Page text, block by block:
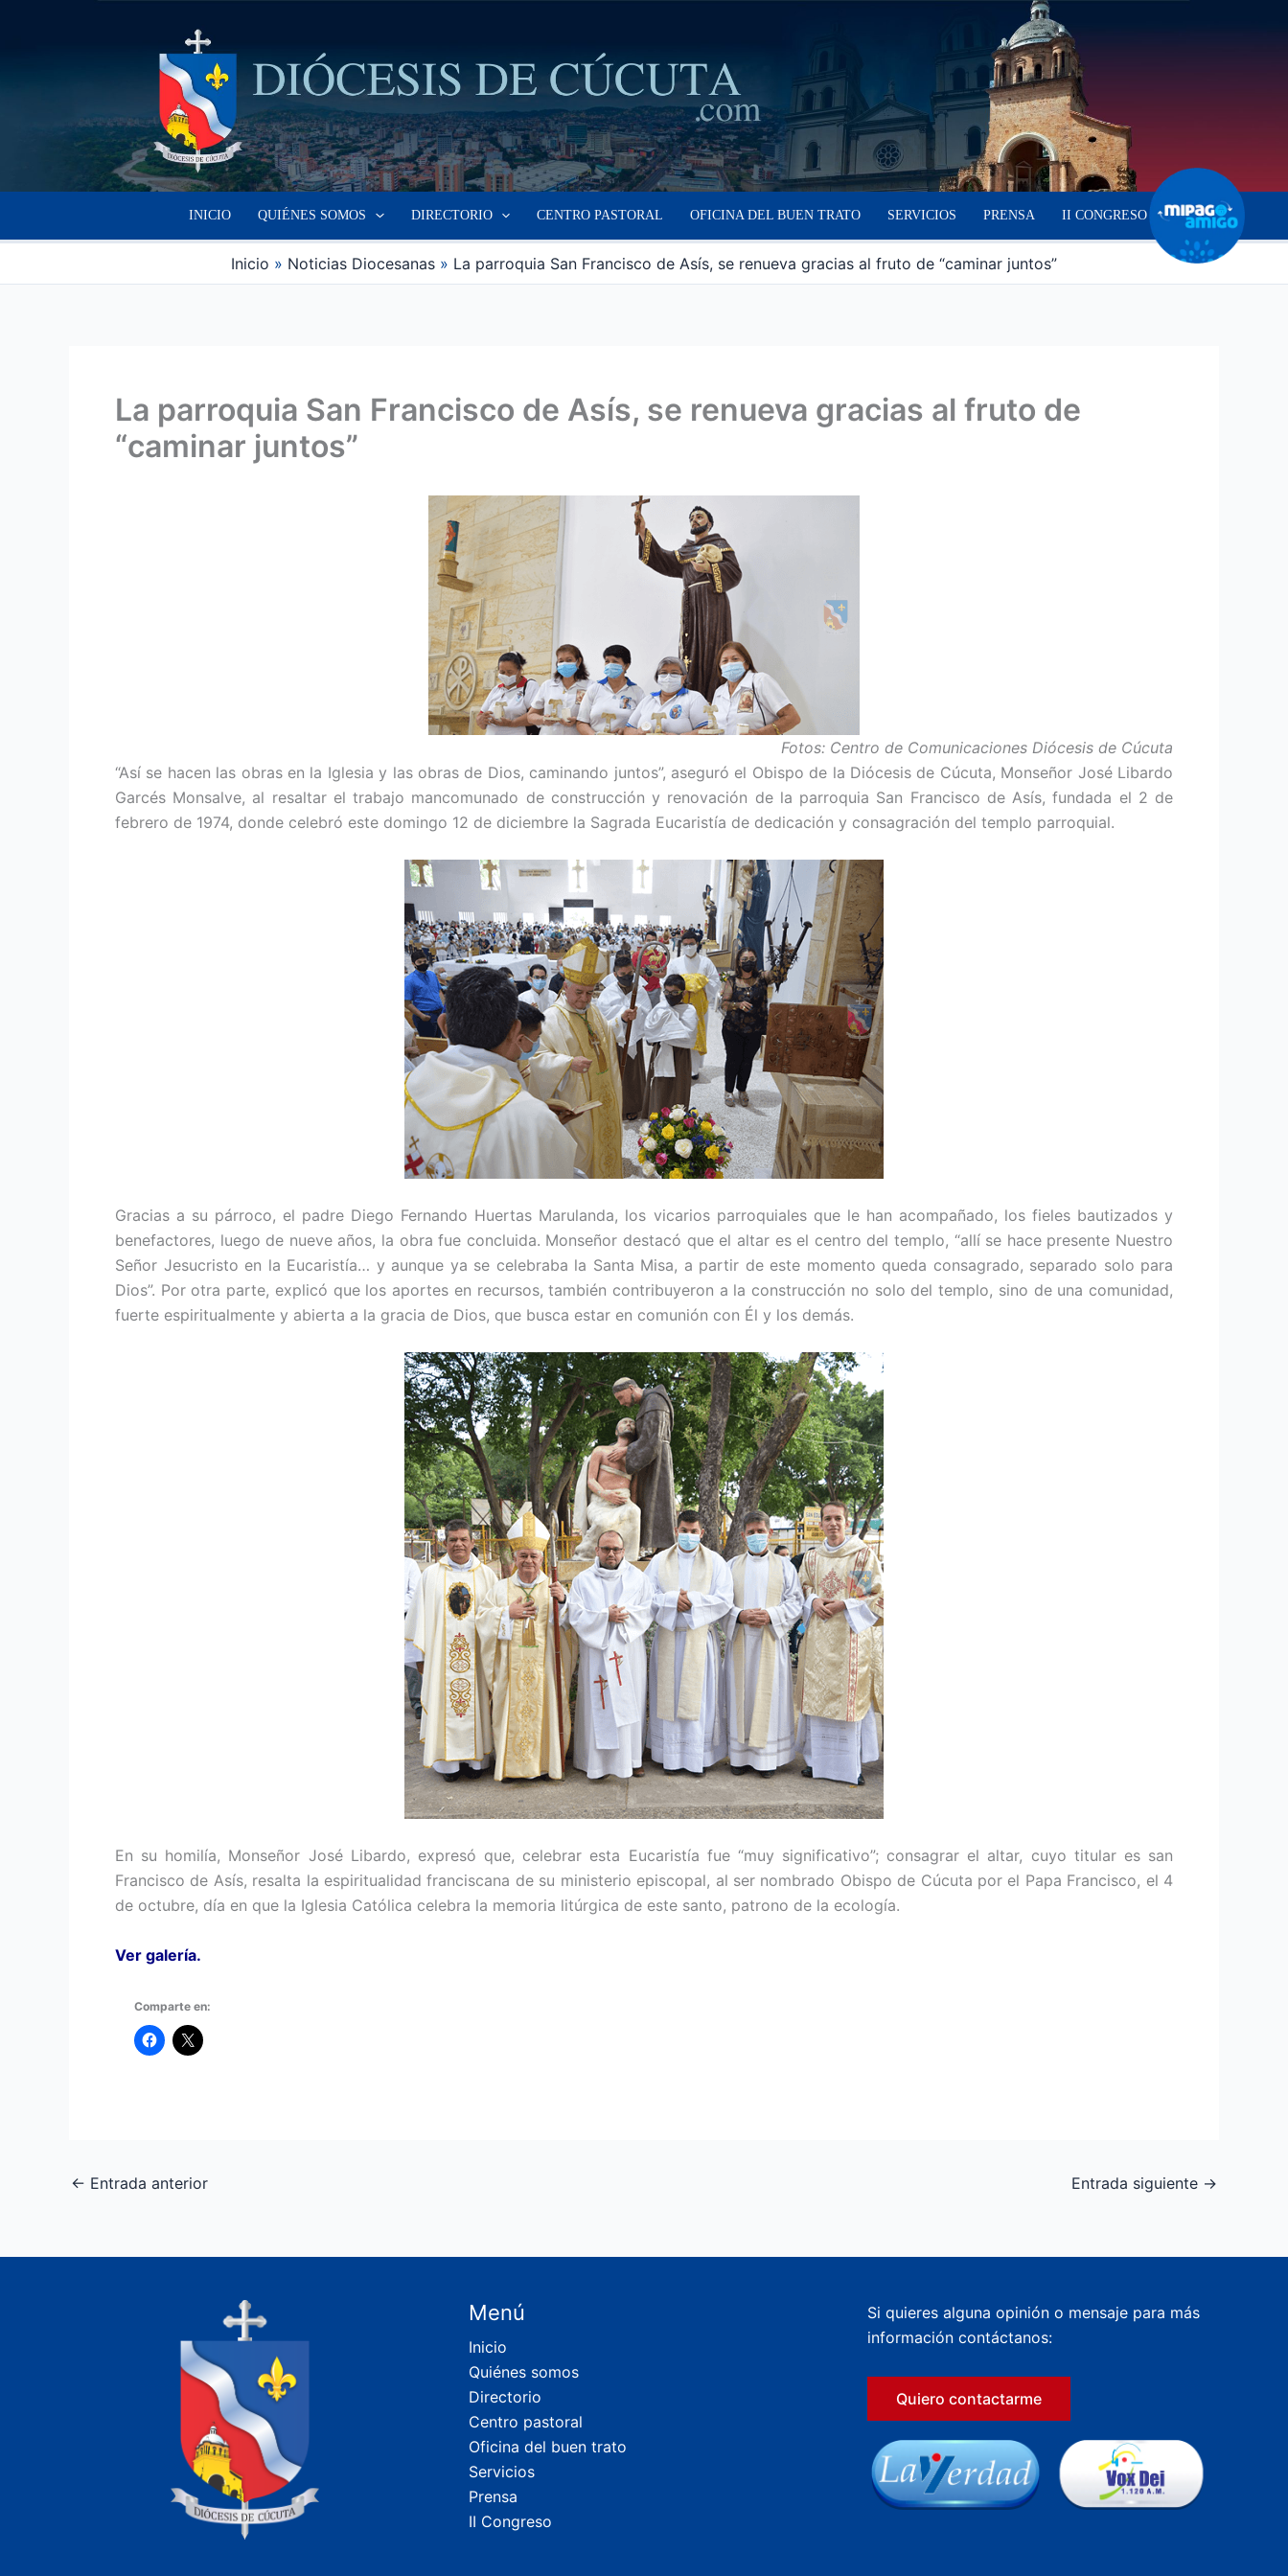
INICIO QUIÉNES SOMOS DIRECTORIO CENTRO PASTORAL OFICINA DEL BUEN TRATO SERVICIOS PRENSA II CONGRESO
Inicio Noticias Diocesanas La parroquia San Francisco de Asís, se renueva gracias al fruto de “caminar juntos”
La parroquia San Francisco de Asís, se renueva gracias al fruto de
“caminar juntos”
Fotos: Centro de Comunicaciones Diócesis de Cúcuta
“Así se hacen las obras en la Iglesia y las obras de Dios, caminando juntos”, aseguró el Obispo de la Diócesis de Cúcuta, Monseñor José Libardo
Garcés Monsalve, al resaltar el trabajo mancomunado de construcción y renovación de la parroquia San Francisco de Asís, fundada el 2 de
febrero de 1974, donde celebró este domingo 12 de diciembre la Sagrada Eucaristía de dedicación y consagración del templo parroquial.
Gracias a su párroco, el padre Diego Fernando Huertas Marulanda, los vicarios parroquiales que le han acompañado, los fieles bautizados y
benefactores, luego de nueve años, la obra fue concluida. Monseñor destacó que el altar es el centro del templo, “allí se hace presente Nuestro
Señor Jesucristo en la Eucaristía… y aunque ya se celebraba la Santa Misa, a partir de este momento queda consagrado, separado solo para
Dios”. Por otra parte, explicó que los aportes en recursos, también contribuyeron a la construcción no solo del templo, sino de una comunidad,
fuerte espiritualmente y abierta a la gracia de Dios, que busca estar en comunión con Él y los demás.
En su homilía, Monseñor José Libardo, expresó que, celebrar esta Eucaristía fue “muy significativo”; consagrar el altar, cuyo titular es san
Francisco de Asís, resalta la espiritualidad franciscana de su ministerio episcopal, al ser nombrado Obispo de Cúcuta por el Papa Francisco, el 4
de octubre, día en que la Iglesia Católica celebra la memoria litúrgica de este santo, patrono de la ecología.
Ver galería.
Comparte en:
← Entrada anterior Entrada siguiente →
Menú
Inicio
Quiénes somos
Directorio
Centro pastoral
Oficina del buen trato
Servicios
Prensa
II Congreso
Si quieres alguna opinión o mensaje para más
información contáctanos:
Quiero contactarme